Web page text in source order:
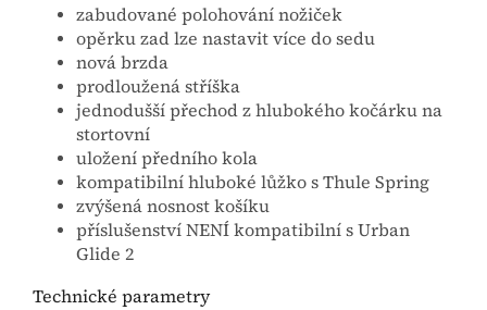
zabudované polohování nožiček
opěrku zad lze nastavit více do sedu
nová brzda
prodloužená stříška
jednodušší přechod z hlubokého kočárku na
stortovní
uložení předního kola
kompatibilní hluboké lůžko s Thule Spring
zvýšená nosnost košíku
příslušenství NENÍ kompatibilní s Urban
Glide 2
Technické parametry